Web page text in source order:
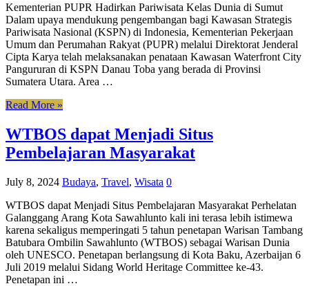
Kementerian PUPR Hadirkan Pariwisata Kelas Dunia di Sumut
Dalam upaya mendukung pengembangan bagi Kawasan Strategis
Pariwisata Nasional (KSPN) di Indonesia, Kementerian Pekerjaan
Umum dan Perumahan Rakyat (PUPR) melalui Direktorat Jenderal
Cipta Karya telah melaksanakan penataan Kawasan Waterfront City
Pangururan di KSPN Danau Toba yang berada di Provinsi
Sumatera Utara. Area …
Read More »
WTBOS dapat Menjadi Situs
Pembelajaran Masyarakat
July 8, 2024 Budaya, Travel, Wisata 0
WTBOS dapat Menjadi Situs Pembelajaran Masyarakat Perhelatan
Galanggang Arang Kota Sawahlunto kali ini terasa lebih istimewa
karena sekaligus memperingati 5 tahun penetapan Warisan Tambang
Batubara Ombilin Sawahlunto (WTBOS) sebagai Warisan Dunia
oleh UNESCO. Penetapan berlangsung di Kota Baku, Azerbaijan 6
Juli 2019 melalui Sidang World Heritage Committee ke-43.
Penetapan ini …